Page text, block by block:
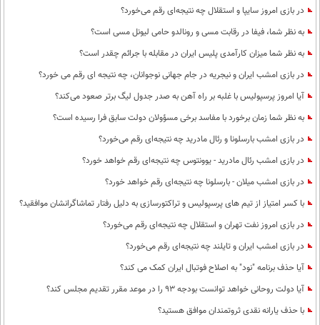
در بازی امروز سایپا و استقلال چه نتیجه‌ای رقم می‌خورد؟
به نظر شما، فیفا در رقابت مسی و رونالدو حامی لیونل مسی است؟
به نظر شما میزان کارآمدی پلیس ایران در مقابله با جرائم چقدر است؟
در بازی امشب ایران و نیجریه در جام جهانی نوجوانان، چه نتیجه ای رقم می خورد؟
آیا امروز پرسپولیس با غلبه بر راه آهن به صدر جدول لیگ برتر صعود می‌کند؟
به نظر شما زمان برخورد با مفاسد برخی مسؤولان دولت سابق فرا رسیده است؟
در بازی امشب بارسلونا و رئال مادرید چه نتیجه‌ای رقم می‌خورد؟
در بازی امشب رئال مادرید - یوونتوس چه نتیجه‌ای رقم خواهد خورد؟
در بازی امشب میلان - بارسلونا چه نتیجه‌ای رقم خواهد خورد؟
با کسر امتیاز از تیم های پرسپولیس و تراکتورسازی به دلیل رفتار تماشاگرانشان موافقید؟
در بازی امروز نفت تهران و استقلال چه نتیجه‌ای رقم می‌خورد؟
در بازی امشب ایران و تایلند چه نتیجه‌ای رقم می‌خورد؟
آیا حذف برنامه "نود" به اصلاح فوتبال ایران کمک می کند؟
آیا دولت روحانی خواهد توانست بودجه 93 را در موعد مقرر تقدیم مجلس کند؟
با حذف یارانه نقدی ثروتمندان موافق هستید؟